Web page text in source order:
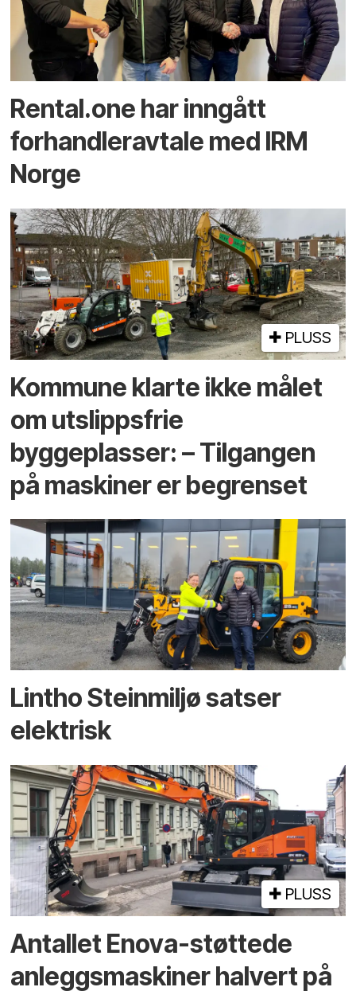
Rental.one har inngått
forhandleravtale med IRM
Norge
PLUSS
Kommune klarte ikke målet
om utslippsfrie
byggeplasser: – Tilgangen
på maskiner er begrenset
Lintho Steinmiljø satser
elektrisk
PLUSS
Antallet Enova-støttede
anleggsmaskiner halvert på